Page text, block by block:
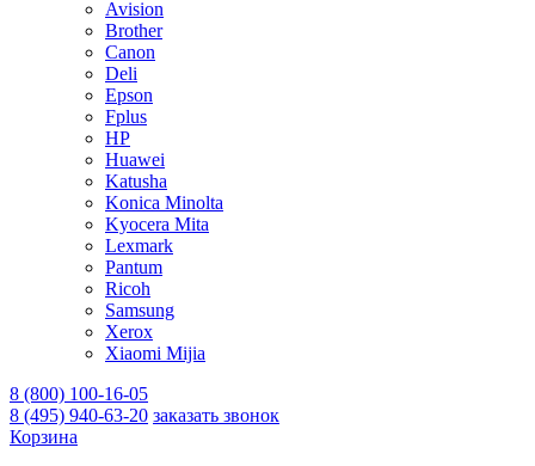
Avision
Brother
Canon
Deli
Epson
Fplus
HP
Huawei
Katusha
Konica Minolta
Kyocera Mita
Lexmark
Pantum
Ricoh
Samsung
Xerox
Xiaomi Mijia
8 (800) 100-16-05
8 (495) 940-63-20 заказать звонок
Корзина